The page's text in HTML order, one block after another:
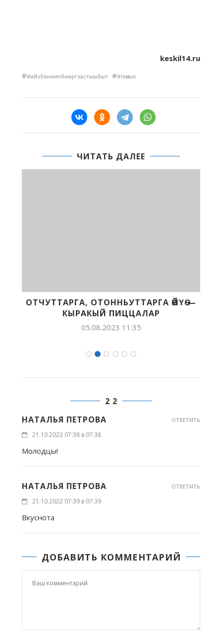
keskil14.ru
##ийэбиниинбииргэастыыбыт ##таҥсык
ЧИТАТЬ ДАЛЕЕ
ОТЧУТТАРГА, ОТОННЬУТТАРГА ӨЙҮӨ —
КЫРАКЫЙ ПИЦЦАЛАР
05.08.2023 11:35
2 2
НАТАЛЬЯ ПЕТРОВА
21.10.2022 07:38 в 07:38
Молодцы!
ОТВЕТИТЬ
НАТАЛЬЯ ПЕТРОВА
21.10.2022 07:39 в 07:39
Вкуснота
ОТВЕТИТЬ
ДОБАВИТЬ КОММЕНТАРИЙ